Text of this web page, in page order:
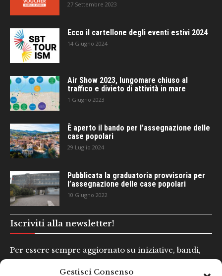
Gestisci Consenso
27 Settembre 2023
Ecco il cartellone degli eventi estivi 2024
14 Giugno 2024
Air Show 2023, lungomare chiuso al
traffico e divieto di attività in mare
1 Giugno 2023
È aperto il bando per l’assegnazione delle
case popolari
29 Luglio 2024
Pubblicata la graduatoria provvisoria per
l’assegnazione delle case popolari
10 Giugno 2022
Iscriviti alla newsletter!
Per essere sempre aggiornato su iniziative, bandi,